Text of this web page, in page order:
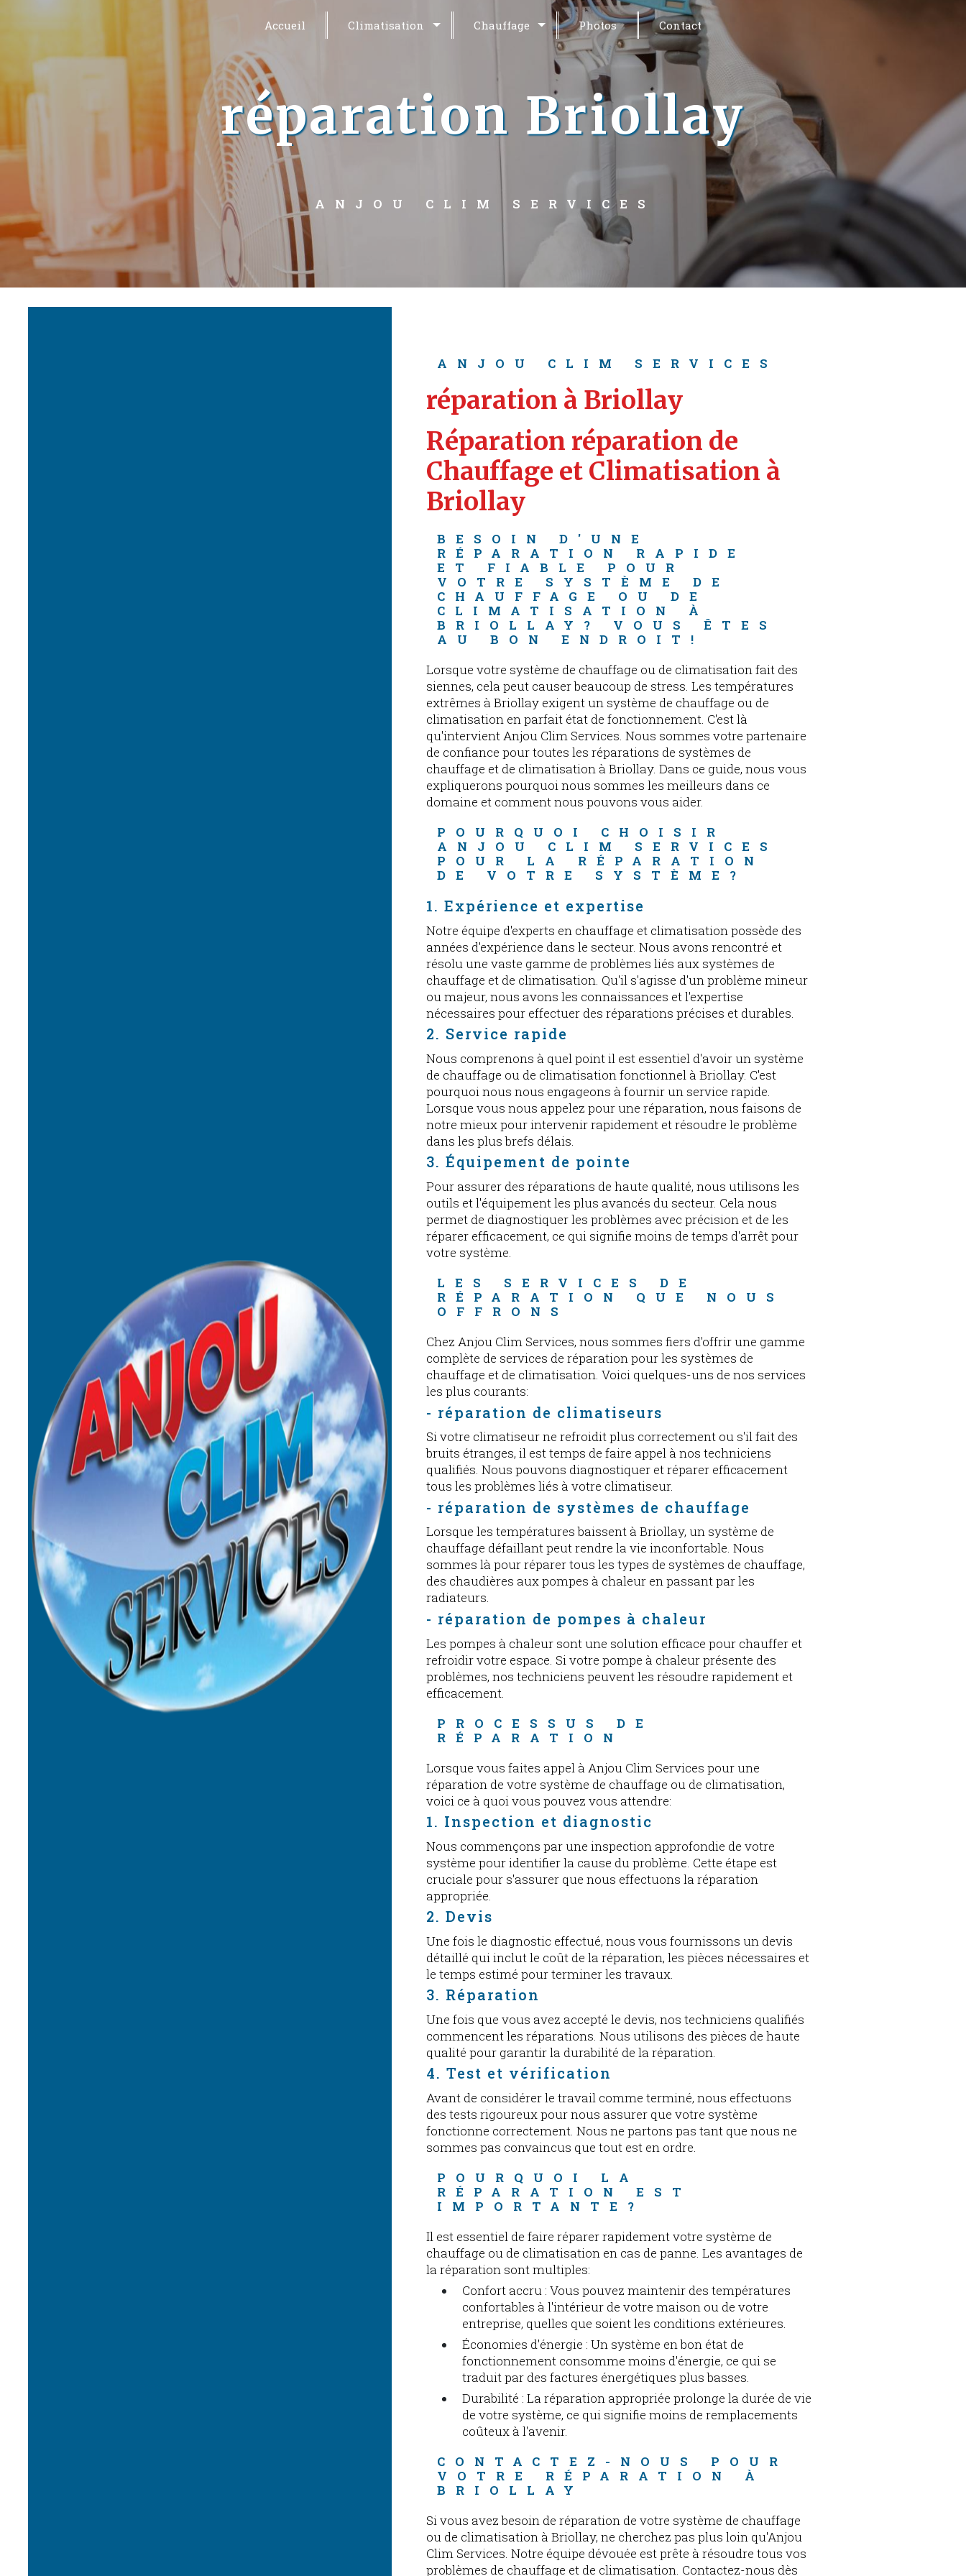
Accueil Climatisation Chauffage Photos Contact
réparation Briollay
ANJOU CLIM SERVICES
ANJOU CLIM SERVICES
réparation à Briollay
Réparation réparation de
Chauffage et Climatisation à
Briollay
BESOIN D'UNE
RÉPARATION RAPIDE
ET FIABLE POUR
VOTRE SYSTÈME DE
CHAUFFAGE OU DE
CLIMATISATION À
BRIOLLAY? VOUS ÊTES
AU BON ENDROIT!
Lorsque votre système de chauffage ou de climatisation fait des
siennes, cela peut causer beaucoup de stress. Les températures
extrêmes à Briollay exigent un système de chauffage ou de
climatisation en parfait état de fonctionnement. C'est là
qu'intervient Anjou Clim Services. Nous sommes votre partenaire
de confiance pour toutes les réparations de systèmes de
chauffage et de climatisation à Briollay. Dans ce guide, nous vous
expliquerons pourquoi nous sommes les meilleurs dans ce
domaine et comment nous pouvons vous aider.
POURQUOI CHOISIR
ANJOU CLIM SERVICES
POUR LA RÉPARATION
DE VOTRE SYSTÈME?
1. Expérience et expertise
Notre équipe d'experts en chauffage et climatisation possède des
années d'expérience dans le secteur. Nous avons rencontré et
résolu une vaste gamme de problèmes liés aux systèmes de
chauffage et de climatisation. Qu'il s'agisse d'un problème mineur
ou majeur, nous avons les connaissances et l'expertise
nécessaires pour effectuer des réparations précises et durables.
2. Service rapide
Nous comprenons à quel point il est essentiel d'avoir un système
de chauffage ou de climatisation fonctionnel à Briollay. C'est
pourquoi nous nous engageons à fournir un service rapide.
Lorsque vous nous appelez pour une réparation, nous faisons de
notre mieux pour intervenir rapidement et résoudre le problème
dans les plus brefs délais.
3. Équipement de pointe
Pour assurer des réparations de haute qualité, nous utilisons les
outils et l'équipement les plus avancés du secteur. Cela nous
permet de diagnostiquer les problèmes avec précision et de les
réparer efficacement, ce qui signifie moins de temps d'arrêt pour
votre système.
LES SERVICES DE
RÉPARATION QUE NOUS
OFFRONS
Chez Anjou Clim Services, nous sommes fiers d'offrir une gamme
complète de services de réparation pour les systèmes de
chauffage et de climatisation. Voici quelques-uns de nos services
les plus courants:
- réparation de climatiseurs
Si votre climatiseur ne refroidit plus correctement ou s'il fait des
bruits étranges, il est temps de faire appel à nos techniciens
qualifiés. Nous pouvons diagnostiquer et réparer efficacement
tous les problèmes liés à votre climatiseur.
- réparation de systèmes de chauffage
Lorsque les températures baissent à Briollay, un système de
chauffage défaillant peut rendre la vie inconfortable. Nous
sommes là pour réparer tous les types de systèmes de chauffage,
des chaudières aux pompes à chaleur en passant par les
radiateurs.
- réparation de pompes à chaleur
Les pompes à chaleur sont une solution efficace pour chauffer et
refroidir votre espace. Si votre pompe à chaleur présente des
problèmes, nos techniciens peuvent les résoudre rapidement et
efficacement.
PROCESSUS DE
RÉPARATION
Lorsque vous faites appel à Anjou Clim Services pour une
réparation de votre système de chauffage ou de climatisation,
voici ce à quoi vous pouvez vous attendre:
1. Inspection et diagnostic
Nous commençons par une inspection approfondie de votre
système pour identifier la cause du problème. Cette étape est
cruciale pour s'assurer que nous effectuons la réparation
appropriée.
2. Devis
Une fois le diagnostic effectué, nous vous fournissons un devis
détaillé qui inclut le coût de la réparation, les pièces nécessaires et
le temps estimé pour terminer les travaux.
3. Réparation
Une fois que vous avez accepté le devis, nos techniciens qualifiés
commencent les réparations. Nous utilisons des pièces de haute
qualité pour garantir la durabilité de la réparation.
4. Test et vérification
Avant de considérer le travail comme terminé, nous effectuons
des tests rigoureux pour nous assurer que votre système
fonctionne correctement. Nous ne partons pas tant que nous ne
sommes pas convaincus que tout est en ordre.
POURQUOI LA
RÉPARATION EST
IMPORTANTE?
Il est essentiel de faire réparer rapidement votre système de
chauffage ou de climatisation en cas de panne. Les avantages de
la réparation sont multiples:
Confort accru : Vous pouvez maintenir des températures
confortables à l'intérieur de votre maison ou de votre
entreprise, quelles que soient les conditions extérieures.
Économies d'énergie : Un système en bon état de
fonctionnement consomme moins d'énergie, ce qui se
traduit par des factures énergétiques plus basses.
Durabilité : La réparation appropriée prolonge la durée de vie
de votre système, ce qui signifie moins de remplacements
coûteux à l'avenir.
CONTACTEZ-NOUS POUR
VOTRE RÉPARATION À
BRIOLLAY
Si vous avez besoin de réparation de votre système de chauffage
ou de climatisation à Briollay, ne cherchez pas plus loin qu'Anjou
Clim Services. Notre équipe dévouée est prête à résoudre tous vos
problèmes de chauffage et de climatisation. Contactez-nous dès